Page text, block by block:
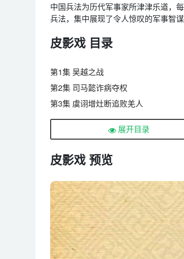
中国兵法为历代军事家所津津乐道，
兵法，集中展现了令人惊叹的军事智
皮影戏 目录
第1集 吴越之战
第2集 司马懿诈病夺权
第3集 虞诩增灶断追败羌人
第4集 杨行密诈瞎诛叛
第5集 燕王装病起兵
第7集 明修栈道 暗度陈仓
第8集 郦食其献计取陈留
第9集 隋炀帝东征高丽
第10集 李牧智获匈奴马
第11集 泓水之战
第12集 袁绍夺粮仓
展开目录
皮影戏 预览